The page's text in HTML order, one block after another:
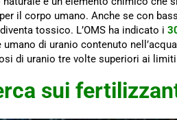
per il corpo umano. Anche se con
tossico. L’OMS ha indicato i
di uranio contenuto
di uranio tre volte superiori ai
sui